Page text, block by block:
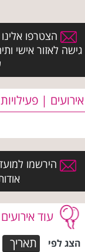
הצטרפו
גישה לאזור אישי
אירועים |
הירשמו
עוד אירועים
הצג לפי תאריך